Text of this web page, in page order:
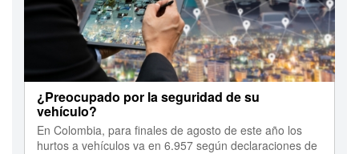
¿Preocupado por la seguridad de su
vehículo?
En Colombia, para finales de agosto de este año los
hurtos a vehículos va en 6.957 según declaraciones de